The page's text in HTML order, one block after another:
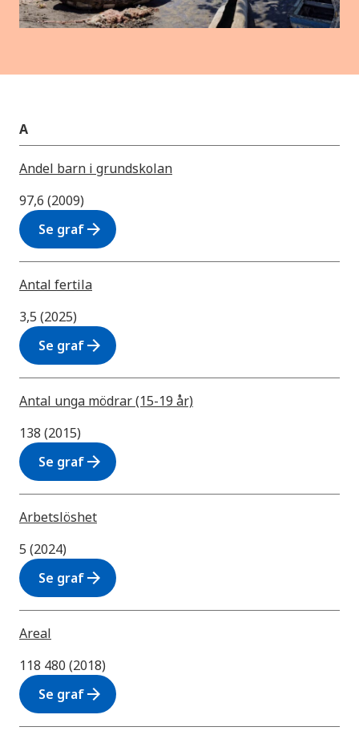
A
Andel barn i grundskolan
97,6 (2009)
Se grafarrow_forward
Antal fertila
3,5 (2025)
Se grafarrow_forward
Antal unga mödrar (15-19 år)
138 (2015)
Se grafarrow_forward
Arbetslöshet
5 (2024)
Se grafarrow_forward
Areal
118 480 (2018)
Se grafarrow_forward